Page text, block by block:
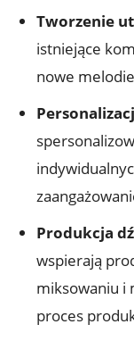
Tworzenie
istniejące
nowe
Produkcja
wspierają
miksowaniu i
proces